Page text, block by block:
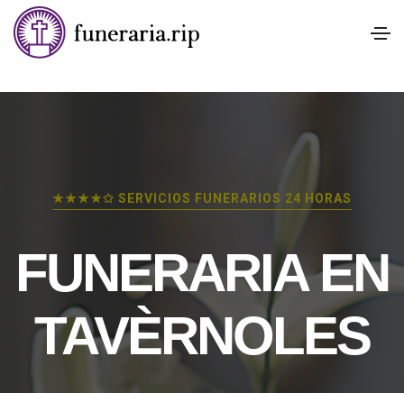
★★★★✩ SERVICIOS FUNERARIOS 24 HORAS
FUNERARIA EN
TAVÈRNOLES